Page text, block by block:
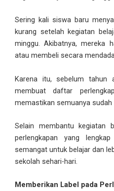
Sering kali siswa baru
kurang setelah kegiatan
minggu. Akibatnya, mereka
atau membeli secara
Karena itu, sebelum tahun
membuat daftar
memastikan semuanya sudah
Selain membantu kegiatan
perlengkapan yang
semangat untuk belajar dan
sekolah sehari-hari.
Memberikan Label pada